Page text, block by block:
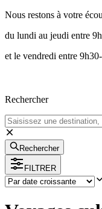
Nous restons à votre
du lundi au jeudi entre
et le vendredi entre
Rechercher
Rechercher
FILTRER